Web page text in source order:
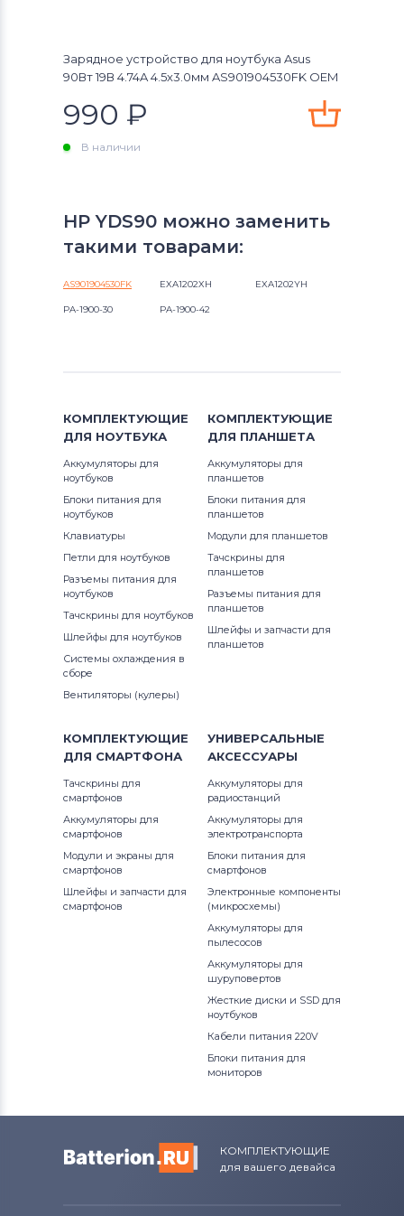
Зарядное устройство для ноутбука Asus
90Вт 19В 4.74A 4.5x3.0мм AS901904530FK OEM
990 ₽
В наличии
HP YDS90 можно заменить
такими товарами:
AS901904530FK EXA1202XH EXA1202YH
PA-1900-30 PA-1900-42
КОМПЛЕКТУЮЩИЕ
ДЛЯ НОУТБУКА
Аккумуляторы для
ноутбуков
Блоки питания для
ноутбуков
Клавиатуры
Петли для ноутбуков
Разъемы питания для
ноутбуков
Тачскрины для ноутбуков
Шлейфы для ноутбуков
Системы охлаждения в
сборе
Вентиляторы (кулеры)
КОМПЛЕКТУЮЩИЕ
ДЛЯ ПЛАНШЕТА
Аккумуляторы для
планшетов
Блоки питания для
планшетов
Модули для планшетов
Тачскрины для
планшетов
Разъемы питания для
планшетов
Шлейфы и запчасти для
планшетов
КОМПЛЕКТУЮЩИЕ
ДЛЯ СМАРТФОНА
Тачскрины для
смартфонов
Аккумуляторы для
смартфонов
Модули и экраны для
смартфонов
Шлейфы и запчасти для
смартфонов
УНИВЕРСАЛЬНЫЕ
АКСЕССУАРЫ
Аккумуляторы для
радиостанций
Аккумуляторы для
электротранспорта
Блоки питания для
смартфонов
Электронные компоненты
(микросхемы)
Аккумуляторы для
пылесосов
Аккумуляторы для
шуруповертов
Жесткие диски и SSD для
ноутбуков
Кабели питания 220V
Блоки питания для
мониторов
КОМПЛЕКТУЮЩИЕ
для вашего девайса